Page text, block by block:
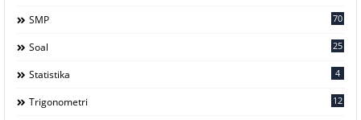
SMP 70
Soal 25
Statistika 4
Trigonometri 12